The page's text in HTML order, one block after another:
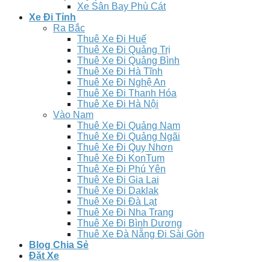
Xe Sân Bay Phù Cát
Xe Đi Tỉnh
Ra Bắc
Thuê Xe Đi Huế
Thuê Xe Đi Quảng Trị
Thuê Xe Đi Quảng Bình
Thuê Xe Đi Hà Tĩnh
Thuê Xe Đi Nghệ An
Thuê Xe Đi Thanh Hóa
Thuê Xe Đi Hà Nội
Vào Nam
Thuê Xe Đi Quảng Nam
Thuê Xe Đi Quảng Ngãi
Thuê Xe Đi Quy Nhơn
Thuê Xe Đi KonTum
Thuê Xe Đi Phú Yên
Thuê Xe Đi Gia Lai
Thuê Xe Đi Daklak
Thuê Xe Đi Đà Lạt
Thuê Xe Đi Nha Trang
Thuê Xe Đi Bình Dương
Thuê Xe Đà Nẵng Đi Sài Gòn
Blog Chia Sẻ
Đặt Xe